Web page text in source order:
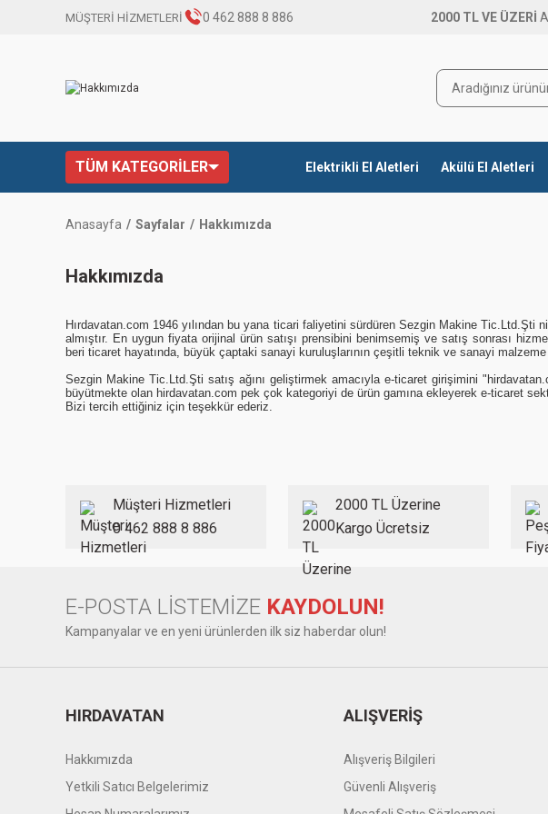
MÜŞTERİ HİZMETLERİ 0 462 888 8 886 2000 TL VE ÜZERİ
TÜM KATEGORİLER Elektrikli El Aletleri Akülü El Aletleri
Anasayfa Sayfalar Hakkımızda
Hakkımızda
Hırdavatan.com 1946 yılından bu yana ticari faliyetini sürdüren Sezgin Makine Tic.Ltd.Şti
almıştır. En uygun fiyata orijinal ürün satışı prensibini benimsemiş ve satış sonrası
beri ticaret hayatında, büyük çaptaki sanayi kuruluşlarının çeşitli teknik ve sanayi
Sezgin Makine Tic.Ltd.Şti satış ağını geliştirmek amacıyla e-ticaret girişimini
büyütmekte olan hirdavatan.com pek çok kategoriyi de ürün gamına ekleyerek e-ticaret
Bizi tercih ettiğiniz için teşekkür ederiz.
Müşteri Hizmetleri
0 462 888 8 886
2000 TL Üzerine
Kargo Ücretsiz
E-POSTA LİSTEMİZE KAYDOLUN!
Kampanyalar ve en yeni ürünlerden ilk siz haberdar olun!
HIRDAVATAN
Hakkımızda
Yetkili Satıcı Belgelerimiz
ALIŞVERİŞ
Alışveriş Bilgileri
Güvenli Alışveriş